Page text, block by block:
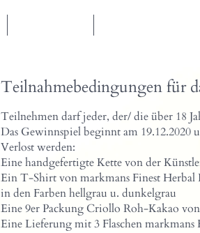
Teilnahmebedingungen für
Teilnehmen darf jeder, der/ die über 18
Das Gewinnspiel beginnt am 19.12.2020
Verlost werden:
Eine handgefertigte Kette von der
Ein T-Shirt von markmans Finest Herbal
in den Farben hellgrau u. dunkelgrau
Eine 9er Packung Criollo Roh-Kakao
Eine Lieferung mit 3 Flaschen